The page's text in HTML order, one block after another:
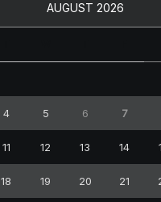
AUGUST 2026
4 5 6 7
11 12 13 14
18 19 20 21